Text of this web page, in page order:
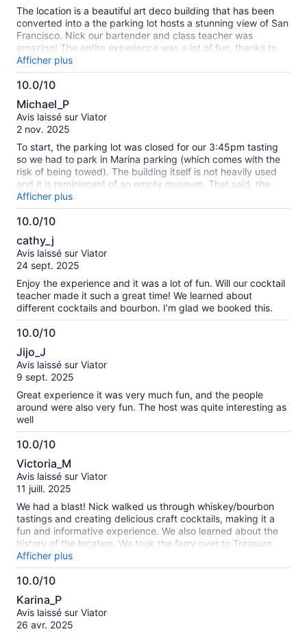
The location is a beautiful art deco building that has been
converted into a the parking lot hosts a stunning view of San
Francisco. Nick our bartender and class teacher was
amazing! The entire experience was a lot of fun, thanks to
Nick. We made (3) full cocktails: whisky sour, paper plane
and an old fashioned. Nick gave the right amount of
information so we could be more confident in making
understand how to use the various bar ware items. This was
a great experience and I highly recommend. My tip is to
appoint a designated driver as the drinks pack a punch!
Afficher plus
10.0/10
10.0
sur
10
Michael_P
Avis laissé sur Viator
2 nov. 2025
To start, the parking lot was closed for our 3:45pm tasting
so we had to park in Marina parking (which comes with the
risk of being towed). The building itself is not heavily used
and it is reminiscent of an empty museum. That said, the
distillery was a quaint bar area on one end of the building.
There were only 2 groups signed up for this Mixology class,
but my wife and I were the only group to show up. Our host
it ended up being a pretty good experience as it turned into
a private class. Johnny was very knowledgeable and had a
great personality. We experimented with a few tweaks to the
Whiskey Sour that really elevated the beverage. The Old
Fashioned was pretty standard, but the Paper Airplane was
a very interesting drink to make. They provided a plate of
empanadas to snack on while we were making drinks and it
was interesting to hear the various theories on Treasure
Afficher plus
10.0/10
10.0
sur
10
cathy_j
Avis laissé sur Viator
24 sept. 2025
Enjoy the experience and it was a lot of fun. Will our cocktail
teacher made it such a great time! We learned about
different cocktails and bourbon. I’m glad we booked this.
10.0/10
10.0
sur
10
Jijo_J
Avis laissé sur Viator
9 sept. 2025
Great experience it was very much fun, and the people
around were also very fun. The host was quite interesting as
well
10.0/10
10.0
sur
10
Victoria_M
Avis laissé sur Viator
11 juill. 2025
We had a blast! Nick walked us through whiskey/bourbon
tastings and creating delicious craft cocktails, making it a
fun and informative experience. We also learned about the
history of the location. We took the ferry over to Treasure
Island to add to the fun. We’d highly recommend this activity.
Afficher plus
10.0/10
10.0
sur
10
Karina_P
Avis laissé sur Viator
26 avr. 2025